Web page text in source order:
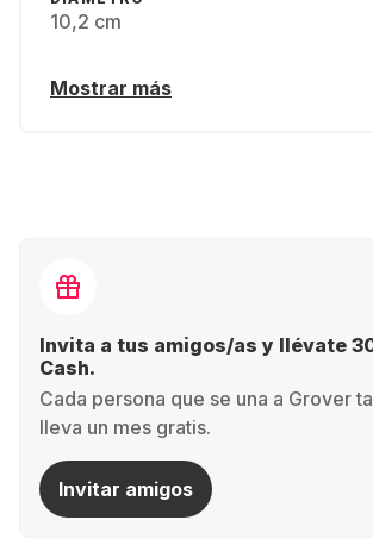
10,2 cm
Mostrar más
Invita a tus amigos/as y llévate
Cash.
Cada persona que se una a Grover
lleva un mes gratis.
Invitar amigos